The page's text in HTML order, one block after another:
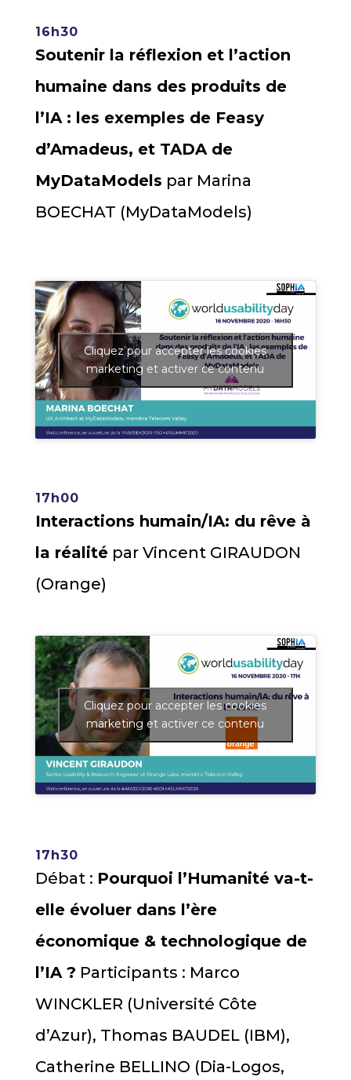
16h30
Soutenir la réflexion et l’action
humaine dans des produits de
l’IA : les exemples de Feasy
d’Amadeus, et TADA de
MyDataModels par Marina
BOECHAT (MyDataModels)
Cliquez pour accepter les cookies
marketing et activer ce contenu
17h00
Interactions humain/IA: du rêve à
la réalitépar Vincent GIRAUDON
(Orange)
Cliquez pour accepter les cookies
marketing et activer ce contenu
17h30
Débat : Pourquoi l’Humanité va-t-
elle évoluer dans l’ère
économique & technologique de
l’IA ? Participants : Marco
WINCKLER (Université Côte
d’Azur), Thomas BAUDEL (IBM),
Catherine BELLINO (Dia-Logos,